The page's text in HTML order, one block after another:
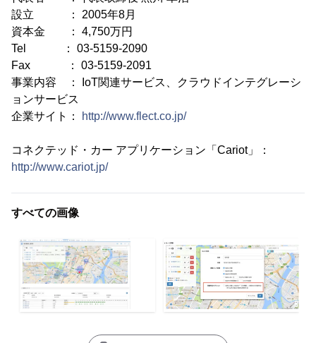
設立 ： 2005年8月
資本金 ： 4,750万円
Tel ： 03-5159-2090
Fax ： 03-5159-2091
事業内容 ： IoT関連サービス、クラウドインテグレーシ
ョンサービス
企業サイト：
http://www.flect.co.jp/
コネクテッド・カー アプリケーション「Cariot」：
http://www.cariot.jp/
すべての画像